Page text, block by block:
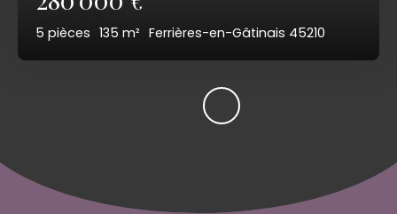
5 pièces 135 m² Ferrières-en-Gâtinais 45210